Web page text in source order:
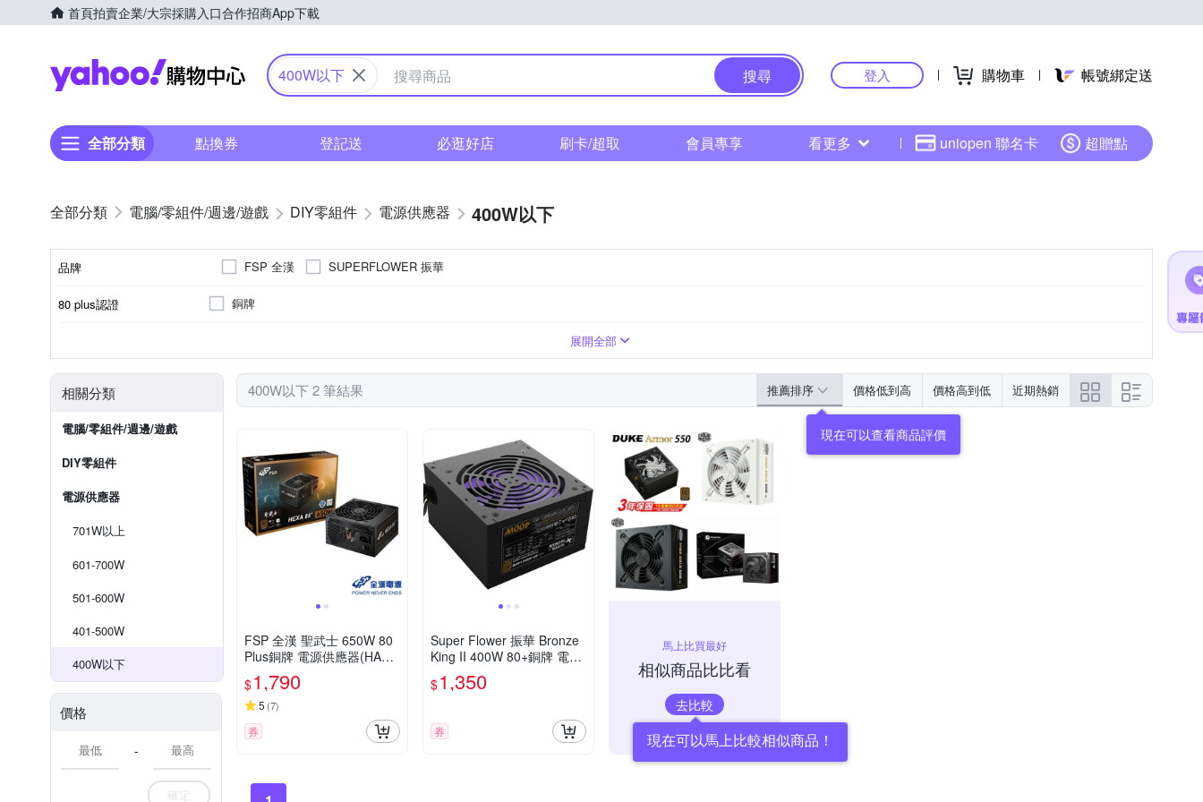
首頁拍賣企業/大宗採購入口合作招商App下載
Yahoo購物中心
400W以下 搜尋 登入 購物車 帳號綁定送
全部分類 點換券 登記送 必逛好店 刷卡/超取 會員專享 看更多 uniopen 聯名卡 超贈點
電腦/零組件/週邊/遊戲 DIY零組件 電源供應器 400W以下
品牌
品牌名稱
FSP 全漢 SUPERFLOWER 振華
80 plus認證 銅牌
展開全部
相關分類
電腦/零組件/週邊/遊戲
DIY零組件
電源供應器
701W以上
601-700W
501-600W
401-500W
400W以下
價格
-
確定
400W以下 2 筆結果 推薦排序 價格低到高 價格高到低 近期熱銷
現在可以查看商品評價
FSP 全漢 聖武士 650W 80
Plus銅牌 電源供應器(HA65
$1,790
5 (7)
券
Super Flower 振華 Bronze
King II 400W 80+銅牌 電源
供應器
$1,350
券
馬上比買最好
相似商品比比看
去比較
現在可以馬上比較相似商品！